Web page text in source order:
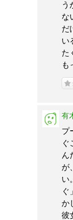
う
な
だ
い
た
も
有
プ
ぐ
ん
が
い
ぐ
か
彼